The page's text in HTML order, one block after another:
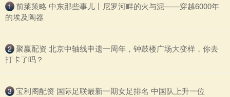
1 ​前莱策略 中东那些事儿丨尼罗河畔的火与泥——穿越6000年
的埃及陶器
2 ​聚赢配资 北京中轴线申遗一周年，钟鼓楼广场大变样，你去
打卡了吗？
3 ​宝利阁配资 国际足联最新一期女足排名 中国队上升一位